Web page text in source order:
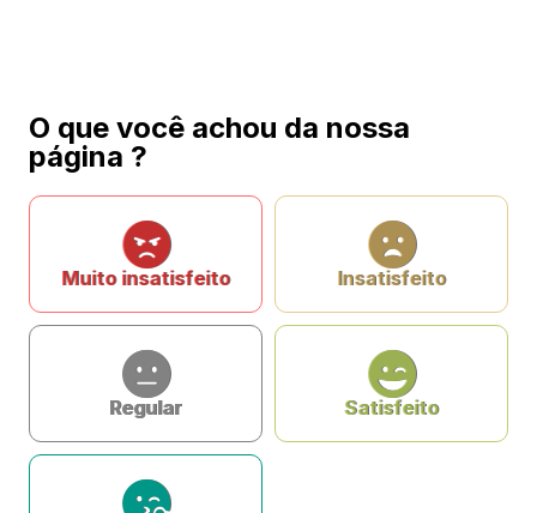
O que você achou da nossa
página ?
Muito insatisfeito Insatisfeito
Regular Satisfeito